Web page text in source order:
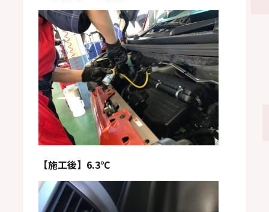
【施工後】6.3℃